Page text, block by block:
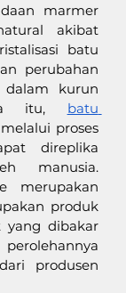
marmer
akibat
batu
perubahan
kurun
itu, batu
proses
direplika
manusia.
merupakan
produk
yang dibakar
produsen